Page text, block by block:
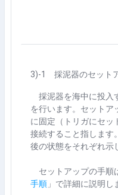
3)-1 採泥器のセット
採泥器を海中に投入
を行います。セットア
に固定（トリガにセッ
接続すること指します
後の状態をそれぞれ示
セットアップの手順
手順 」で詳細に説明し